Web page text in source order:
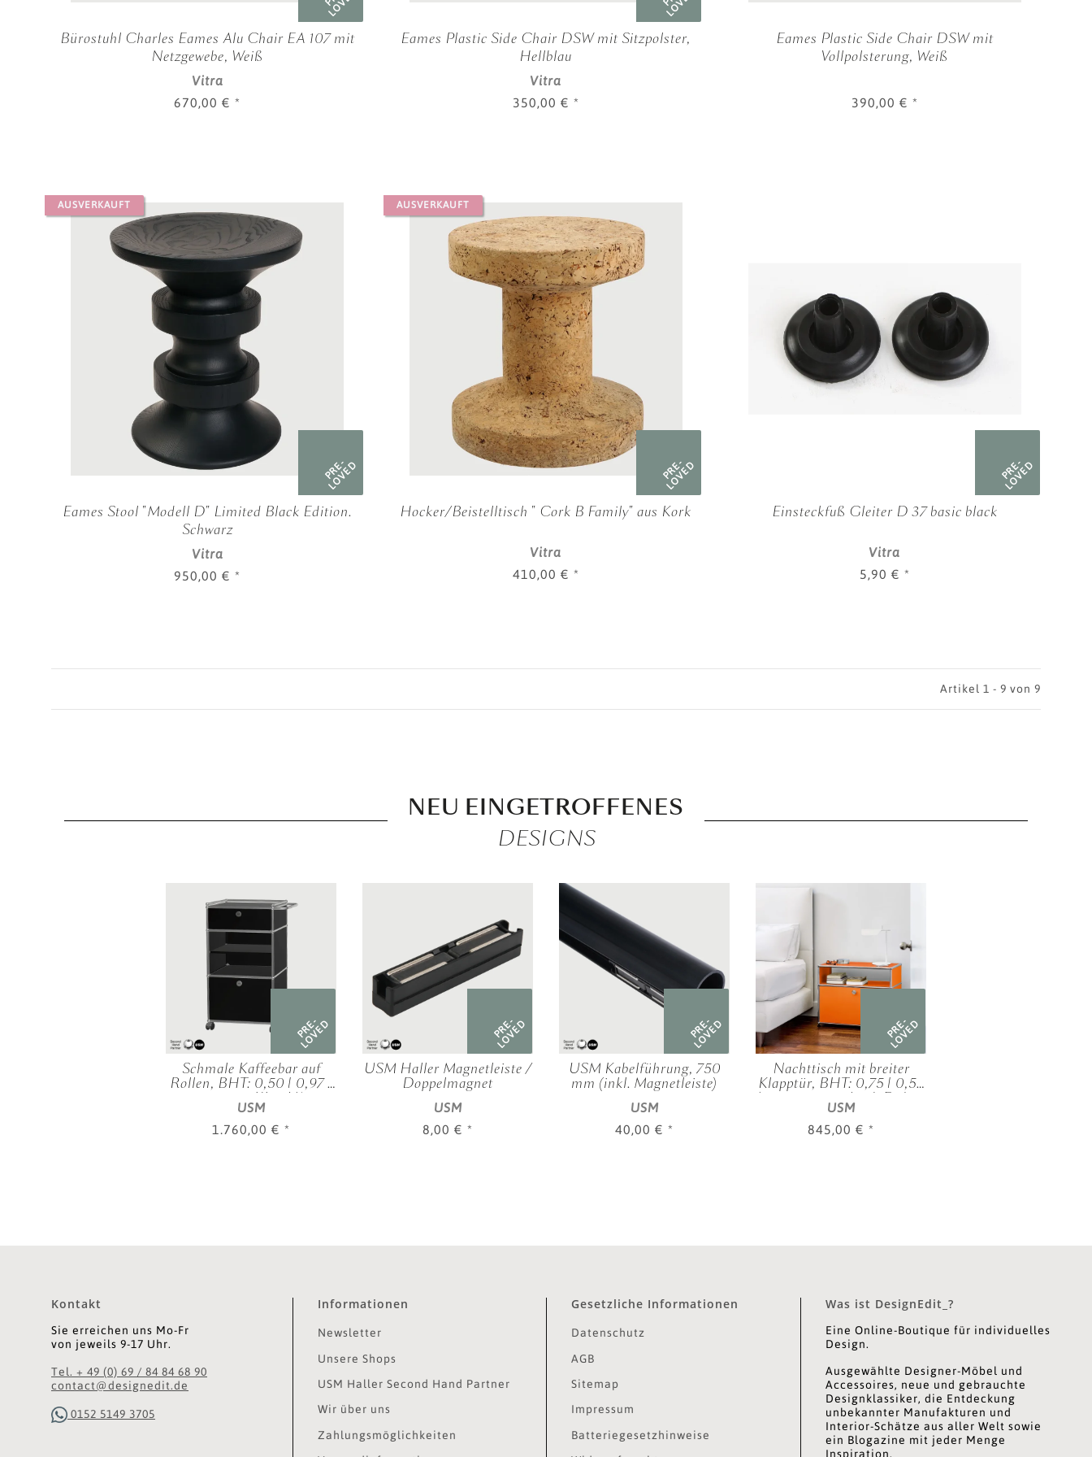
Bürostuhl Charles Eames Alu Chair EA 107 mit
Netzgewebe, Weiß
Vitra
670,00 €*
Eames Plastic Side Chair DSW mit Sitzpolster,
Hellblau
Vitra
350,00 € *
Eames Plastic Side Chair DSW mit
Vollpolsterung, Weiß
390,00 € *
AUSVERKAUFT
PRE-
LOVED
Eames Stool "Modell D" Limited Black Edition.
Schwarz
Vitra
950,00 €*
AUSVERKAUFT
PRE-
LOVED
Hocker/Beistelltisch " Cork B Family" aus Kork
Vitra
410,00 € *
PRE-
LOVED
Einsteckfuß Gleiter D 37 basic black
Vitra
5,90 € *
Artikel 1 - 9 von 9
NEU EINGETROFFENES
DESIGNS
PRE-
LOVED
Schmale Kaffeebar auf
Rollen, BHT: 0,50 | 0,97 |
0,35 m, 1 KL, 1 VA,
verschied. Farben
USM
1.760,00 € *
PRE-
LOVED
USM Haller Magnetleiste /
Doppelmagnet
USM
8,00 € *
PRE-
LOVED
USM Kabelführung, 750
mm (inkl. Magnetleiste)
USM
40,00 € *
PRE-
LOVED
Nachttisch mit breiter
Klapptür, BHT: 0,75 | 0,52
| 0,35 m, verschied. Farben
USM
845,00 € *
Kontakt
Sie erreichen uns Mo-Fr
von jeweils 9-17 Uhr.
Tel. + 49 (0) 69 / 84 84 68 90
contact@designedit.de
0152 5149 3705
Informationen
Newsletter
Unsere Shops
USM Haller Second Hand Partner
Wir über uns
Zahlungsmöglichkeiten
Gesetzliche Informationen
Datenschutz
AGB
Sitemap
Impressum
Batteriegesetzhinweise
Was ist DesignEdit_?
Eine Online-Boutique für individuelles
Design.
Ausgewählte Designer-Möbel und
Accessoires, neue und gebrauchte
Designklassiker, die Entdeckung
unbekannter Manufakturen und
Interior-Schätze aus aller Welt sowie
ein Blogazine mit jeder Menge
Inspiration.